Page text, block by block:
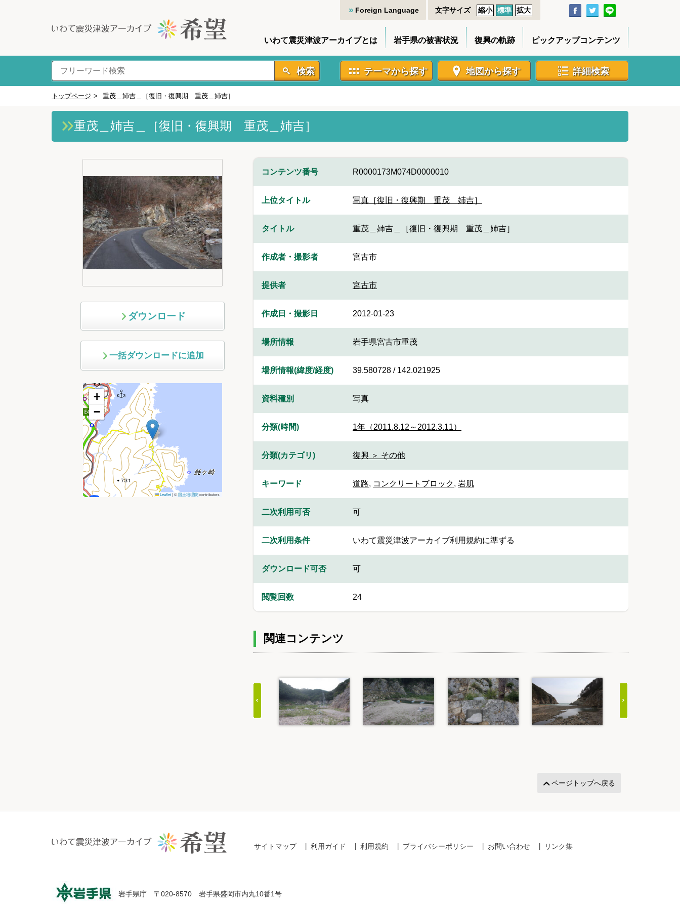
Foreign Language 文字サイズ 縮小 標準 拡大
いわて震災津波アーカイブとは 岩手県の被害状況 復興の軌跡 ピックアップコンテンツ
検索 テーマから探す 地図から探す 詳細検索
トップページ > 重茂＿姉吉＿［復旧・復興期 重茂＿姉吉］
重茂＿姉吉＿［復旧・復興期 重茂＿姉吉］
ダウンロード
一括ダウンロードに追加
+
−
Leaflet|©国土地理院contributors
コンテンツ番号 R0000173M074D0000010
上位タイトル 写真［復旧・復興期 重茂＿姉吉］
タイトル 重茂＿姉吉＿［復旧・復興期 重茂＿姉吉］
作成者・撮影者 宮古市
提供者 宮古市
作成日・撮影日 2012-01-23
場所情報 岩手県宮古市重茂
場所情報(緯度/経度) 39.580728 / 142.021925
資料種別 写真
分類(時間) 1年（2011.8.12～2012.3.11）
分類(カテゴリ) 復興 ＞ その他
キーワード 道路, コンクリートブロック, 岩肌
二次利用可否 可
二次利用条件 いわて震災津波アーカイブ利用規約に準ずる
ダウンロード可否 可
閲覧回数 24
関連コンテンツ
ページトップへ戻る
サイトマップ 利用ガイド 利用規約 プライバシーポリシー お問い合わせ リンク集
岩手県庁 〒020-8570 岩手県盛岡市内丸10番1号